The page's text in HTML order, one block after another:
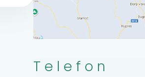
Telefon